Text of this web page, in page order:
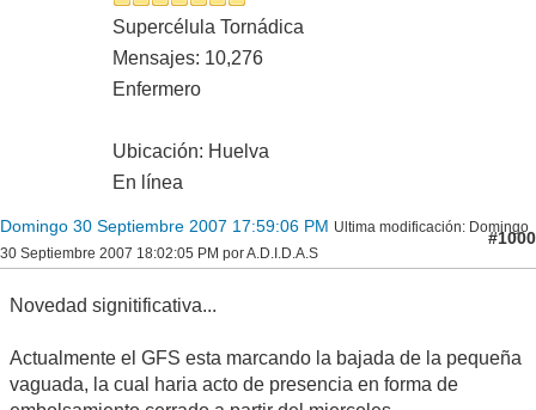
Supercélula Tornádica
Mensajes: 10,276
Enfermero
Ubicación: Huelva
En línea
Domingo 30 Septiembre 2007 17:59:06 PM Ultima modificación: Domingo
30 Septiembre 2007 18:02:05 PM por A.D.I.D.A.S
#1000
Novedad signitificativa...
Actualmente el GFS esta marcando la bajada de la pequeña
vaguada, la cual haria acto de presencia en forma de